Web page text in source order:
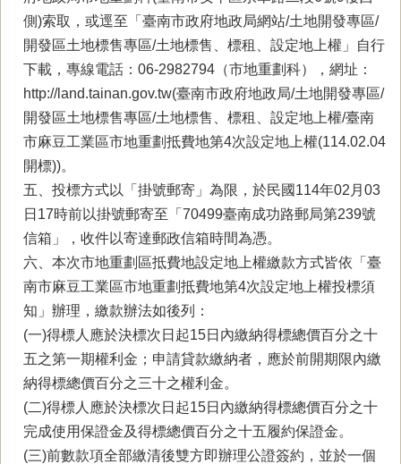
側)索取，或逕至「臺南市政府地政局網站/土地開發專區/
開發區土地標售專區/土地標售、標租、設定地上權」自行
下載，專線電話：06-2982794（市地重劃科），網址：
http://land.tainan.gov.tw(臺南市政府地政局/土地開發專區/
開發區土地標售專區/土地標售、標租、設定地上權/臺南
市麻豆工業區市地重劃抵費地第4次設定地上權(114.02.04
開標))。
五、投標方式以「掛號郵寄」為限，於民國114年02月03
日17時前以掛號郵寄至「70499臺南成功路郵局第239號
信箱」，收件以寄達郵政信箱時間為憑。
六、本次市地重劃區抵費地設定地上權繳款方式皆依「臺
南市麻豆工業區市地重劃抵費地第4次設定地上權投標須
知」辦理，繳款辦法如後列：
(一)得標人應於決標次日起15日內繳納得標總價百分之十
五之第一期權利金；申請貸款繳納者，應於前開期限內繳
納得標總價百分之三十之權利金。
(二)得標人應於決標次日起15日內繳納得標總價百分之十
完成使用保證金及得標總價百分之十五履約保證金。
(三)前數款項全部繳清後雙方即辦理公證簽約，並於一個